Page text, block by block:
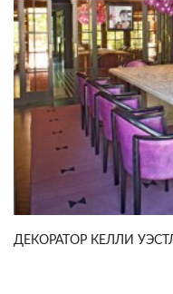
ДЕКОРАТОР КЕЛЛИ